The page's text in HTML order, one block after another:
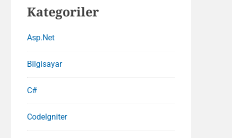
Kategoriler
Asp.Net
Bilgisayar
C#
CodeIgniter